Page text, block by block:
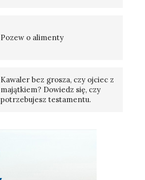
Pozew o alimenty
Kawaler bez grosza, czy ojciec z
majątkiem? Dowiedz się, czy
potrzebujesz testamentu.